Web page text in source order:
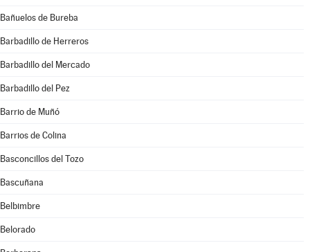
Bañuelos de Bureba
Barbadillo de Herreros
Barbadillo del Mercado
Barbadillo del Pez
Barrio de Muñó
Barrios de Colina
Basconcillos del Tozo
Bascuñana
Belbimbre
Belorado